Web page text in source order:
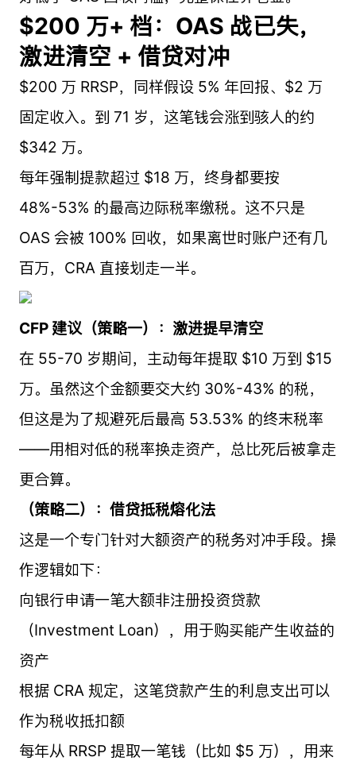
$200 万+ 档：OAS 战已失，
激进清空 + 借贷对冲
$200 万 RRSP，同样假设 5% 年回报、$2 万
固定收入。到 71 岁，这笔钱会涨到骇人的约
$342 万。
每年强制提款超过 $18 万，终身都要按
48%-53% 的最高边际税率缴税。这不只是
OAS 会被 100% 回收，如果离世时账户还有几
百万，CRA 直接划走一半。
CFP 建议（策略一）：激进提早清空
在 55-70 岁期间，主动每年提取 $10 万到 $15
万。虽然这个金额要交大约 30%-43% 的税，
但这是为了规避死后最高 53.53% 的终末税率
——用相对低的税率换走资产，总比死后被拿走
更合算。
（策略二）：借贷抵税熔化法
这是一个专门针对大额资产的税务对冲手段。操
作逻辑如下：
向银行申请一笔大额非注册投资贷款
（Investment Loan），用于购买能产生收益的
资产
根据 CRA 规定，这笔贷款产生的利息支出可以
作为税收抵扣额
每年从 RRSP 提取一笔钱（比如 $5 万），用来